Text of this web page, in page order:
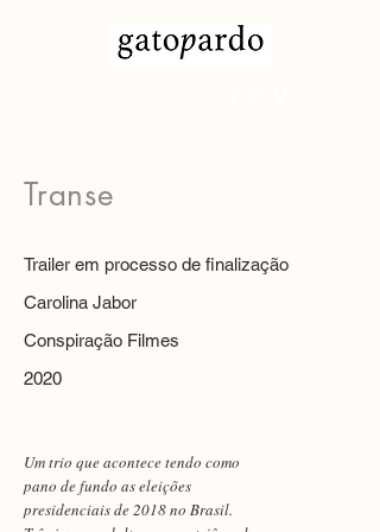
Transe
Trailer em processo de finalização
Carolina Jabor
Conspiração Filmes
2020
Um trio que acontece tendo como
pano de fundo as eleições
presidenciais de 2018 no Brasil.